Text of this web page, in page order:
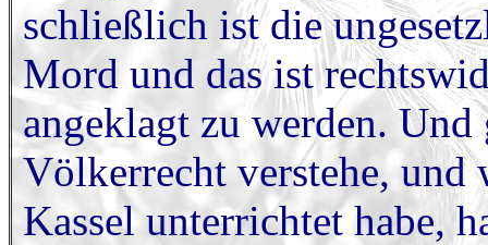
schließlich ist die
Mord und das ist
angeklagt zu werden.
Völkerrecht verstehe, und
Kassel unterrichtet habe,